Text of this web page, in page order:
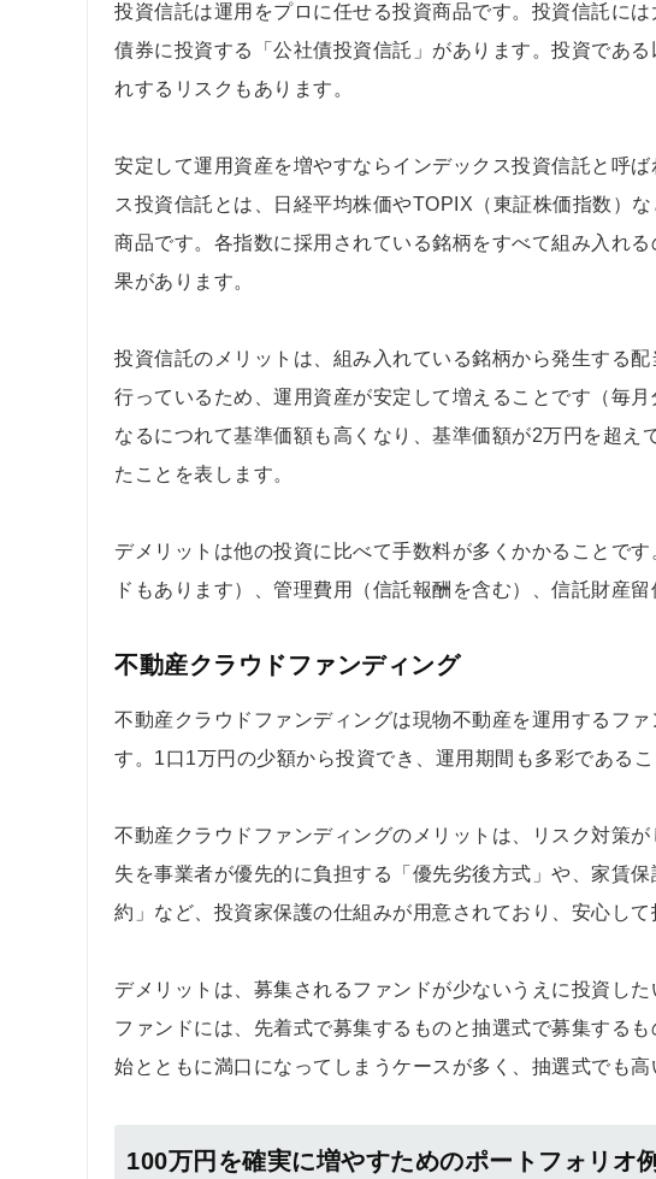
投資信託は運用をプロに任せる投資商品です。投資信託に
債券に投資する「公社債投資信託」があります。投資であ
れするリスクもあります。
安定して運用資産を増やすならインデックス投資信託と呼
ス投資信託とは、日経平均株価やTOPIX（東証株価指数）
商品です。各指数に採用されている銘柄をすべて組み入れ
果があります。
投資信託のメリットは、組み入れている銘柄から発生する
行っているため、運用資産が安定して増えることです（毎
なるにつれて基準価額も高くなり、基準価額が2万円を超え
たことを表します。
デメリットは他の投資に比べて手数料が多くかかることで
ドもあります）、管理費用（信託報酬を含む）、信託財産留
不動産クラウドファンディング
不動産クラウドファンディングは現物不動産を運用するフ
す。1口1万円の少額から投資でき、運用期間も多彩である
不動産クラウドファンディングのメリットは、リスク対策
失を事業者が優先的に負担する「優先劣後方式」や、家賃
約」など、投資家保護の仕組みが用意されており、安心して
デメリットは、募集されるファンドが少ないうえに投資し
ファンドには、先着式で募集するものと抽選式で募集する
始とともに満口になってしまうケースが多く、抽選式でも高
100万円を確実に増やすためのポートフォリオ例